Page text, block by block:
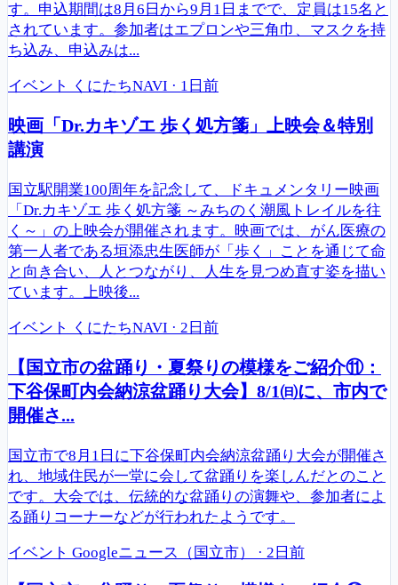
す。申込期間は8月6日から9月1日までで、定員は15名と
されています。参加者はエプロンや三角巾、マスクを持
ち込み、申込みは...
イベント くにたちNAVI · 1日前
映画「Dr.カキゾエ 歩く処方箋」上映会＆特別
講演
国立駅開業100周年を記念して、ドキュメンタリー映画
「Dr.カキゾエ 歩く処方箋 ～みちのく潮風トレイルを往
く～」の上映会が開催されます。映画では、がん医療の
第一人者である垣添忠生医師が「歩く」ことを通じて命
と向き合い、人とつながり、人生を見つめ直す姿を描い
ています。上映後...
イベント くにたちNAVI · 2日前
【国立市の盆踊り・夏祭りの模様をご紹介⑪：
下谷保町内会納涼盆踊り大会】8/1㈰に、市内で
開催さ...
国立市で8月1日に下谷保町内会納涼盆踊り大会が開催さ
れ、地域住民が一堂に会して盆踊りを楽しんだとのこと
です。大会では、伝統的な盆踊りの演舞や、参加者によ
る踊りコーナーなどが行われたようです。
イベント Googleニュース（国立市） · 2日前